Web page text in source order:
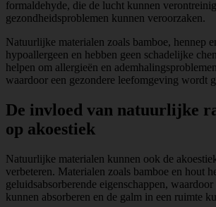
formaldehyde, die de lucht kunnen
gezondheidsproblemen kunnen veroorzaken.
Natuurlijke materialen zoals bamboe, hennep
hypoallergeen en hebben geen schadelijke
helpen om allergieën en
waardoor een gezondere leefomgeving wordt
De invloed van natuurlijke
op akoestiek
Natuurlijke materialen kunnen ook de
verbeteren. Materialen zoals bamboe en hout
geluidsabsorberende eigenschappen,
kunnen absorberen en de galm in een ruimte